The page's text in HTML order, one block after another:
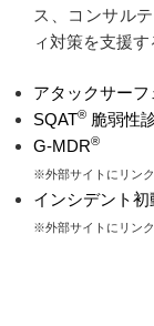
ス、コンサル
ィ対策を支援
アタックサーフ
SQAT® 脆弱性
G-MDR®
※外部サイトにリンク
インシデント
※外部サイトにリンク